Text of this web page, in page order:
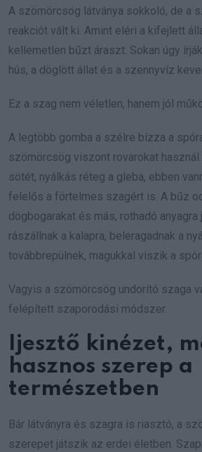
A szömörcsög látványa sokkoló, de a
reakciót vált ki. Amint eléri a kifejlett
kellemetlen bűzt áraszt. Sokan úgy
hús, a döglött állat és a szennyvíz
Ez a szag nem véletlen, hanem jól
A legtöbb gomba a szélre bízza a
szömörcsög viszont rovarokat
sötét, nyálkás réteg a gleba, ebben
felelős a förtelmes szagért is. A bűz
dögbogarakat és más, rothadó anyagra
rászállnak a kalapra, beleragadnak a
továbbrepülnek, magukkal viszik a
Vagyis a szömörcsög undorító szaga
felépített szaporodási módszer.
Ijesztő kinézet,
hasznos szerep a
természetben
Bár látványra és szagra is riasztó, a
szerepet játszik az erdei életben.